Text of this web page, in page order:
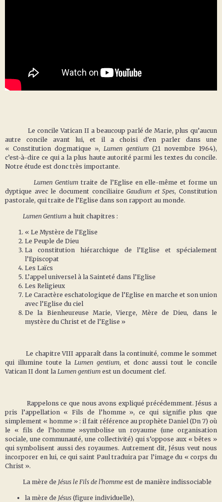
Le concile Vatican II a beaucoup parlé de Marie, plus qu’aucun
autre concile avant lui, et il a choisi d’en parler dans une
« Constitution dogmatique », Lumen gentium (21 novembre 1964),
c’est-à-dire ce qui a la plus haute autorité parmi les textes du concile.
Notre étude est donc très importante.
Lumen Gentium traite de l’Eglise en elle-même et forme un
dyptique avec le document conciliaireGaudium et Spes, Constitution
pastorale, qui traite de l’Eglise dans son rapport au monde.
Lumen Gentium a huit chapitres :
« Le Mystère de l’Eglise
Le Peuple de Dieu
La constitution hiérarchique de l’Eglise et spécialement
l’Episcopat
Les Laïcs
L’appel universel à la Sainteté dans l’Eglise
Les Religieux
Le Caractère eschatologique de l’Eglise en marche et son union
avec l’Eglise du ciel
De la Bienheureuse Marie, Vierge, Mère de Dieu, dans le
mystère du Christ et de l’Eglise »
Le chapitre VIII apparaît dans la continuité, comme le sommet
qui illumine toute la Lumen gentium, et donc aussi tout le concile
Vatican II dont la Lumen gentium est un document clef.
Rappelons ce que nous avons expliqué précédemment. Jésus a
pris l’appellation « Fils de l’homme », ce qui signifie plus que
simplement « homme » : il fait référence au prophète Daniel (Dn 7) où
le « fils de l’homme »symbolise un royaume (une organisation
sociale, une communauté, une collectivité) qui s’oppose aux « bêtes »
qui symbolisent aussi des royaumes. Autrement dit, Jésus veut nous
incorporer en lui, ce qui saint Paul traduira par l’image du « corps du
Christ ».
La mère de Jésus le Fils de l’homme est de manière indissociable
la mère de Jésus (figure individuelle),